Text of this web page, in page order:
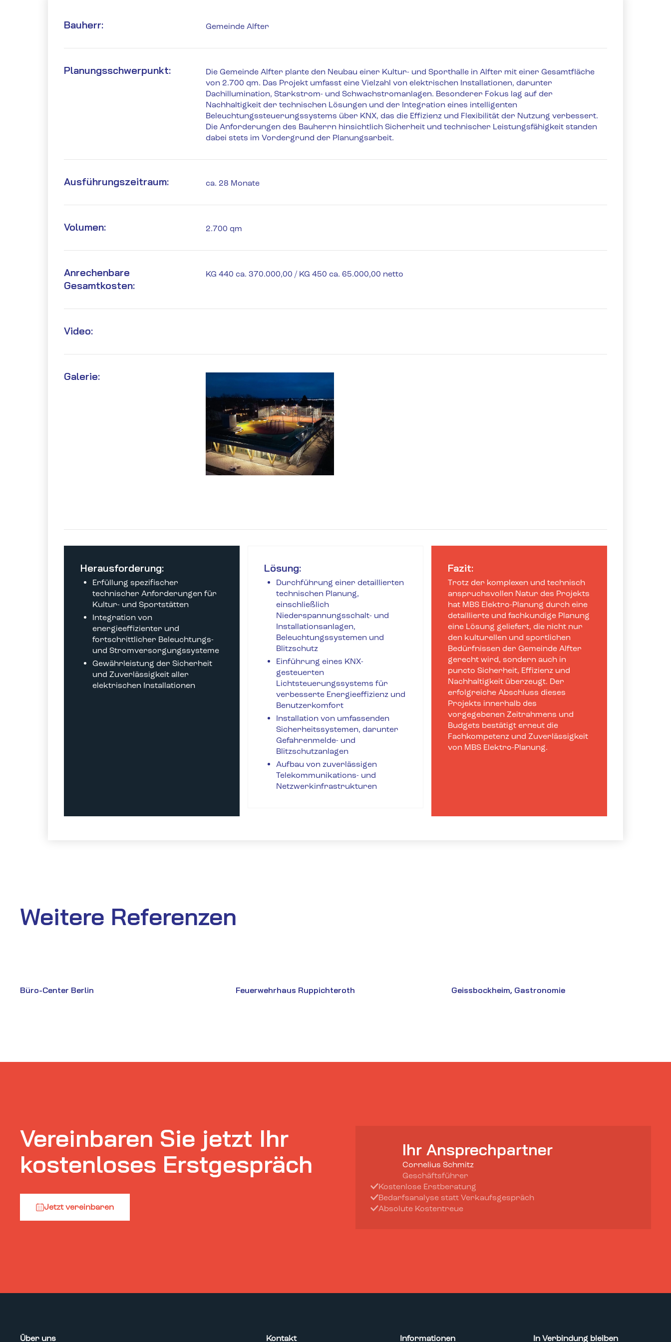
Bauherr: Gemeinde Alfter
Planungsschwerpunkt:
Die Gemeinde Alfter plante den Neubau einer Kultur- und Sporthalle in Alfter mit einer Gesamtfläche
von 2.700 qm. Das Projekt umfasst eine Vielzahl von elektrischen Installationen, darunter
Dachillumination, Starkstrom- und Schwachstromanlagen. Besonderer Fokus lag auf der
Nachhaltigkeit der technischen Lösungen und der Integration eines intelligenten
Beleuchtungssteuerungssystems über KNX, das die Effizienz und Flexibilität der Nutzung verbessert.
Die Anforderungen des Bauherrn hinsichtlich Sicherheit und technischer Leistungsfähigkeit standen
dabei stets im Vordergrund der Planungsarbeit.
Ausführungszeitraum: ca. 28 Monate
Volumen: 2.700 qm
Anrechenbare
Gesamtkosten:
KG 440 ca. 370.000,00 / KG 450 ca. 65.000,00 netto
Video:
Galerie:
Herausforderung:
Erfüllung spezifischer
technischer Anforderungen für
Kultur- und Sportstätten
Integration von
energieeffizienter und
fortschrittlicher Beleuchtungs-
und Stromversorgungssysteme
Gewährleistung der Sicherheit
und Zuverlässigkeit aller
elektrischen Installationen
Lösung:
Durchführung einer detaillierten
technischen Planung,
einschließlich
Niederspannungsschalt- und
Installationsanlagen,
Beleuchtungssystemen und
Blitzschutz
Einführung eines KNX-
gesteuerten
Lichtsteuerungssystems für
verbesserte Energieeffizienz und
Benutzerkomfort
Installation von umfassenden
Sicherheitssystemen, darunter
Gefahrenmelde- und
Blitzschutzanlagen
Aufbau von zuverlässigen
Telekommunikations- und
Netzwerkinfrastrukturen
Fazit:
Trotz der komplexen und technisch
anspruchsvollen Natur des Projekts
hat MBS Elektro-Planung durch eine
detaillierte und fachkundige Planung
eine Lösung geliefert, die nicht nur
den kulturellen und sportlichen
Bedürfnissen der Gemeinde Alfter
gerecht wird, sondern auch in
puncto Sicherheit, Effizienz und
Nachhaltigkeit überzeugt. Der
erfolgreiche Abschluss dieses
Projekts innerhalb des
vorgegebenen Zeitrahmens und
Budgets bestätigt erneut die
Fachkompetenz und Zuverlässigkeit
von MBS Elektro-Planung.
Weitere Referenzen
Büro-Center Berlin Feuerwehrhaus Ruppichteroth Geissbockheim, Gastronomie
Vereinbaren Sie jetzt Ihr
kostenloses Erstgespräch
Jetzt vereinbaren
Ihr Ansprechpartner
Cornelius Schmitz
Geschäftsführer
Kostenlose Erstberatung
Bedarfsanalyse statt Verkaufsgespräch
Absolute Kostentreue
Über uns Kontakt Informationen In Verbindung bleiben